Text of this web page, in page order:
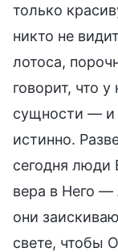
только
никто не
лотоса,
говорит, что
сущности — и
истинно.
сегодня люди
вера в Него
они
свете, чтобы